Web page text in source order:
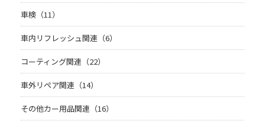
車検（11）
車内リフレッシュ関連（6）
コーティング関連（22）
車外リペア関連（14）
その他カー用品関連（16）